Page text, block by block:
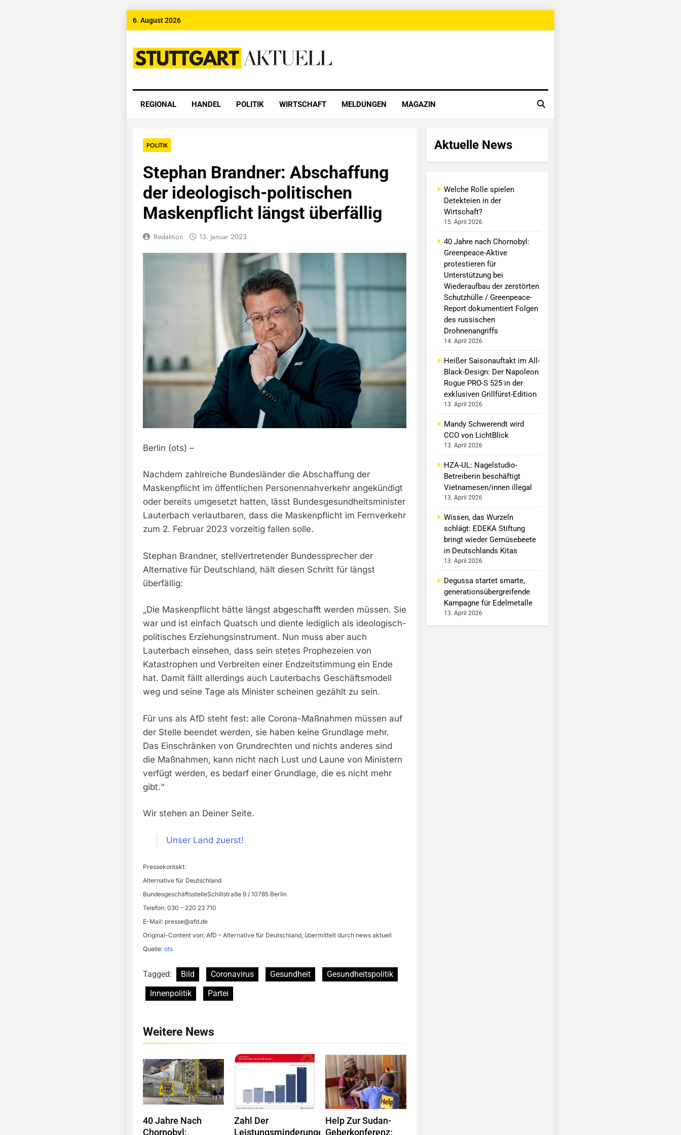
Skip
6. August 2026
Stuttgart Aktuell
REGIONAL HANDEL POLITIK WIRTSCHAFT MELDUNGEN MAGAZIN
POLITIK
Stephan Brandner: Abschaffung
der ideologisch-politischen
Maskenpflicht längst überfällig
Redaktion 13. Januar 2023
Berlin (ots) –
Nachdem zahlreiche Bundesländer die Abschaffung der
Maskenpflicht im öffentlichen Personennahverkehr angekündigt
oder bereits umgesetzt hatten, lässt Bundesgesundheitsminister
Lauterbach verlautbaren, dass die Maskenpflicht im Fernverkehr
zum 2. Februar 2023 vorzeitig fallen solle.
Stephan Brandner, stellvertretender Bundessprecher der
Alternative für Deutschland, hält diesen Schritt für längst
überfällig:
„Die Maskenpflicht hätte längst abgeschafft werden müssen. Sie
war und ist einfach Quatsch und diente lediglich als ideologisch-
politisches Erziehungsinstrument. Nun muss aber auch
Lauterbach einsehen, dass sein stetes Prophezeien von
Katastrophen und Verbreiten einer Endzeitstimmung ein Ende
hat. Damit fällt allerdings auch Lauterbachs Geschäftsmodell
weg und seine Tage als Minister scheinen gezählt zu sein.
Für uns als AfD steht fest: alle Corona-Maßnahmen müssen auf
der Stelle beendet werden, sie haben keine Grundlage mehr.
Das Einschränken von Grundrechten und nichts anderes sind
die Maßnahmen, kann nicht nach Lust und Laune von Ministern
verfügt werden, es bedarf einer Grundlage, die es nicht mehr
gibt.“
Wir stehen an Deiner Seite.
Unser Land zuerst!
Pressekontakt:
Alternative für Deutschland
BundesgeschäftsstelleSchillstraße 9 / 10785 Berlin
Telefon: 030 – 220 23 710
E-Mail: presse@afd.de
Original-Content von: AfD – Alternative für Deutschland, übermittelt durch news aktuell
Quelle: ots
Tagged: Bild Coronavirus Gesundheit
Gesundheitspolitik
Innenpolitik
Partei
Weitere News
40 Jahre Nach
Chornobyl:
Zahl Der
Leistungsminderungen
Help Zur Sudan-
Geberkonferenz:
Aktuelle News
Welche Rolle spielen
Detekteien in der
Wirtschaft?
15. April 2026
40 Jahre nach Chornobyl:
Greenpeace-Aktive
protestieren für
Unterstützung bei
Wiederaufbau der zerstörten
Schutzhülle / Greenpeace-
Report dokumentiert Folgen
des russischen
Drohnenangriffs
14. April 2026
Heißer Saisonauftakt im All-
Black-Design: Der Napoleon
Rogue PRO-S 525 in der
exklusiven Grillfürst-Edition
13. April 2026
Mandy Schwerendt wird
CCO von LichtBlick
13. April 2026
HZA-UL: Nagelstudio-
Betreiberin beschäftigt
Vietnamesen/innen illegal
13. April 2026
Wissen, das Wurzeln
schlägt: EDEKA Stiftung
bringt wieder Gemüsebeete
in Deutschlands Kitas
13. April 2026
Degussa startet smarte,
generationsübergreifende
Kampagne für Edelmetalle
13. April 2026